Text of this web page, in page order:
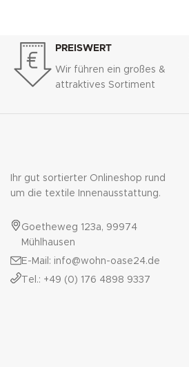
PREISWERT
Wir führen ein großes &
attraktives Sortiment
Ihr gut sortierter Onlineshop rund
um die textile Innenausstattung.
Goetheweg 123a, 99974
Mühlhausen
E-Mail: info@wohn-oase24.de
Tel.: +49 (0) 176 4898 9337